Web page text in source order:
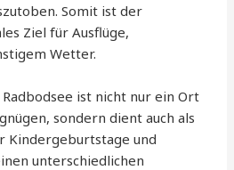
Somit ist der
Ziel für Ausflüge,
Wetter.
ist nicht nur ein Ort
sondern dient auch als
Kindergeburtstage und
unterschiedlichen